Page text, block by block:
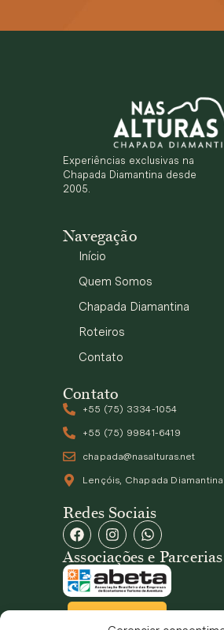
Experiências exclusivas na
Chapada Diamantina desde
2005.
Navegação
Início
Quem Somos
Chapada Diamantina
Roteiros
Contato
Contato
+55 (75) 3334-1054
+55 (75) 99841-6419
chapada@nasalturas.net
Lençóis, Chapada Diamantina
Redes Sociais
Associações e Parcerias